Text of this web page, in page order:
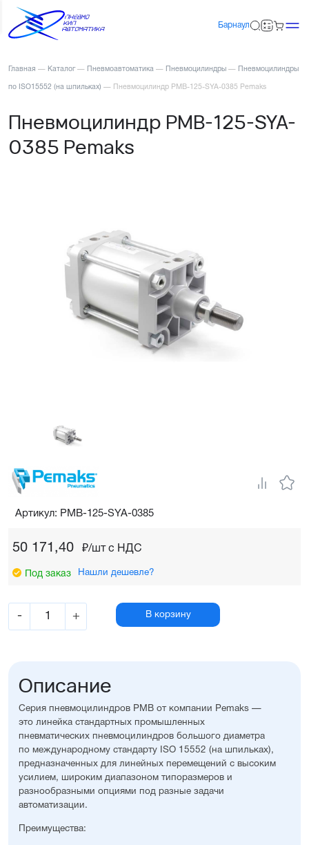
Барнаул
Главная — Каталог — Пневмоавтоматика — Пневмоцилиндры — Пневмоцилиндры
по ISO15552 (на шпильках) — Пневмоцилиндр PMB-125-SYA-0385 Pemaks
Пневмоцилиндр PMB-125-SYA-
0385 Pemaks
50 171,40 ₽/шт c НДС
Под заказ Нашли дешевле?
- + В корзину
Артикул: PMB-125-SYA-0385
Описание
Серия пневмоцилиндров PMB от компании Pemaks —
это линейка стандартных промышленных
пневматических пневмоцилиндров большого диаметра
по международному стандарту ISO 15552 (на шпильках),
предназначенных для линейных перемещений с высоким
усилием, широким диапазоном типоразмеров и
разнообразными опциями под разные задачи
автоматизации.
Преимущества: